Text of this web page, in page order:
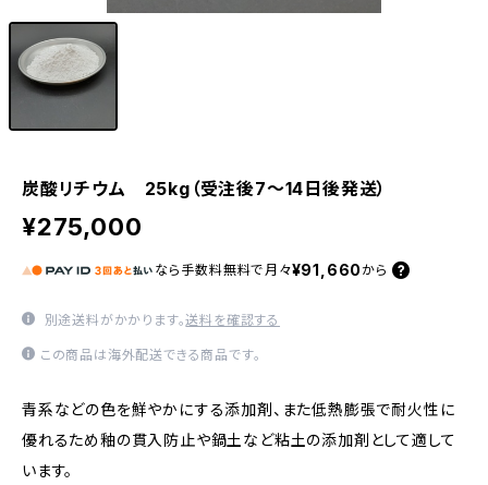
炭酸リチウム 25kg（受注後7～14日後発送）
¥275,000
なら 手数料無料で 月々¥91,660 から
別途送料がかかります。送料を確認する
この商品は海外配送できる商品です。
青系などの色を鮮やかにする添加剤、また低熱膨張で耐火性に
優れるため釉の貫入防止や鍋土など粘土の添加剤として適して
います。